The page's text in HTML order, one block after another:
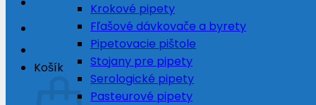
Košík
Krokové pipety
Fľašové dávkovače a byrety
Pipetovacie pištole
Stojany pre pipety
Serologické pipety
Pasteurové pipety